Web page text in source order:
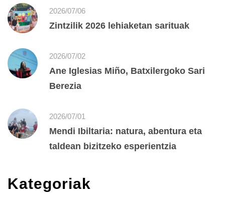
2026/07/06
Zintzilik 2026 lehiaketan sarituak
2026/07/02
Ane Iglesias Miño, Batxilergoko Sari
Berezia
2026/07/01
Mendi Ibiltaria: natura, abentura eta
taldean bizitzeko esperientzia
Kategoriak